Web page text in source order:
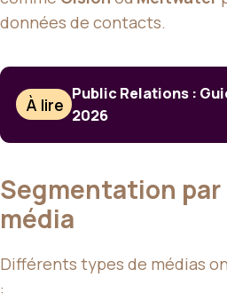
données de contacts.
À lire
Public Relations :
2026
Segmentation
média
Différents types de médias
: